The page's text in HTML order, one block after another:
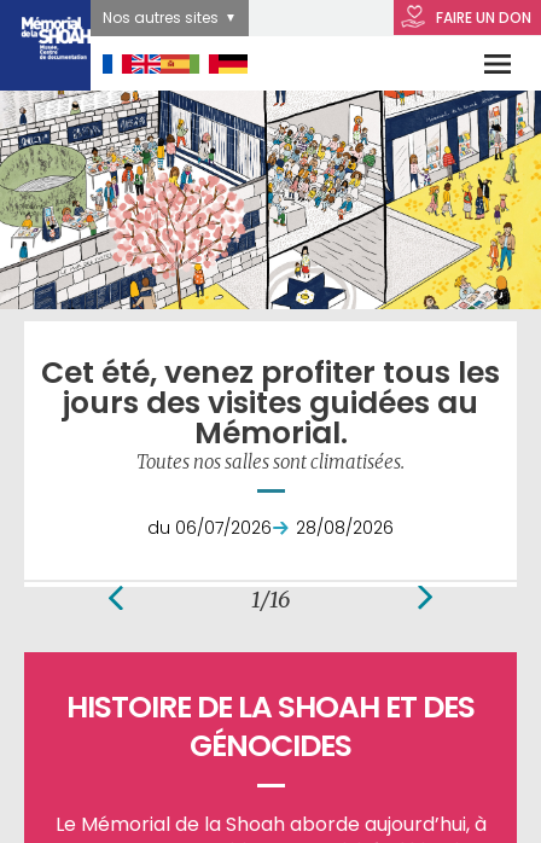
FAIRE UN DON
Nos autres sites
1/16
Cet été, venez profiter tous les
jours des visites guidées au
Mémorial.
Toutes nos salles sont climatisées.
du 06/07/2026 28/08/2026
HISTOIRE DE LA SHOAH ET DES
GÉNOCIDES
Le Mémorial de la Shoah aborde aujourd’hui, à